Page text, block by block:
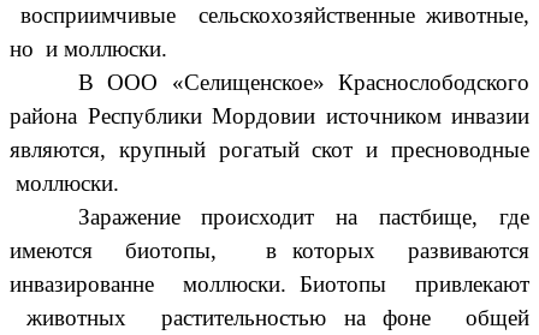
восприимчивые сельскохозяйственные животные,
но и моллюски.
В ООО «Селищенское» Краснослободского
района Республики Мордовии источником инвазии
являются, крупный рогатый скот и пресноводные
моллюски.
Заражение происходит на пастбище, где
имеются биотопы, в которых развиваются
инвазированне моллюски. Биотопы привлекают
животных растительностью на фоне общей